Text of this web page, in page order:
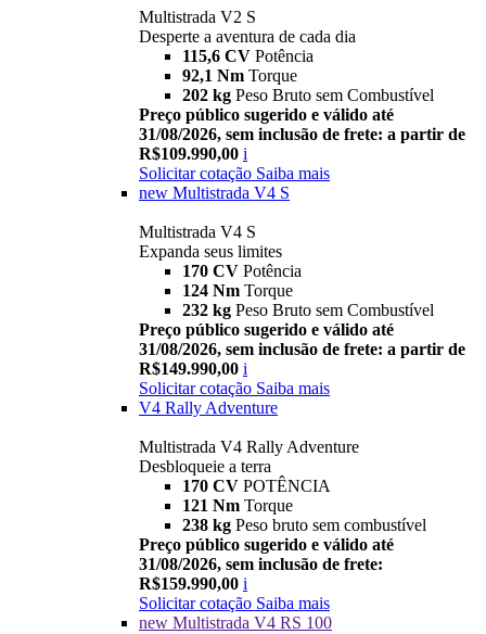
Multistrada V2 S
Desperte a aventura de cada dia
115,6 CV Potência
92,1 Nm Torque
202 kg Peso Bruto sem Combustível
Preço público sugerido e válido até
31/08/2026, sem inclusão de frete: a partir de
R$109.990,00 i
Solicitar cotação Saiba mais
new Multistrada V4 S
Multistrada V4 S
Expanda seus limites
170 CV Potência
124 Nm Torque
232 kg Peso Bruto sem Combustível
Preço público sugerido e válido até
31/08/2026, sem inclusão de frete: a partir de
R$149.990,00 i
Solicitar cotação Saiba mais
V4 Rally Adventure
Multistrada V4 Rally Adventure
Desbloqueie a terra
170 CV POTÊNCIA
121 Nm Torque
238 kg Peso bruto sem combustível
Preço público sugerido e válido até
31/08/2026, sem inclusão de frete:
R$159.990,00 i
Solicitar cotação Saiba mais
new Multistrada V4 RS 100